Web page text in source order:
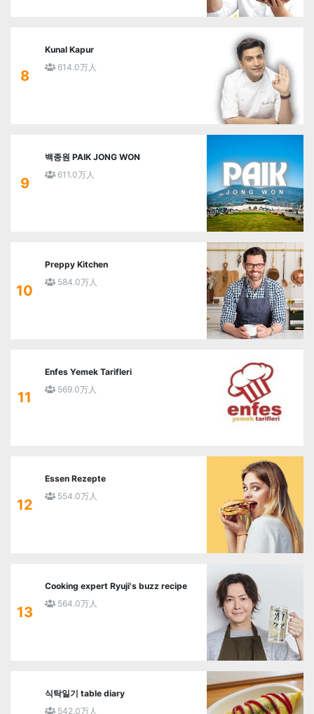
8
Kunal Kapur
614.0万人
9
백종원 PAIK JONG WON
611.0万人
10
Preppy Kitchen
584.0万人
11
Enfes Yemek Tarifleri
569.0万人
12
Essen Rezepte
554.0万人
13
Cooking expert Ryuji's buzz recipe
564.0万人
식탁일기 table diary
542.0万人